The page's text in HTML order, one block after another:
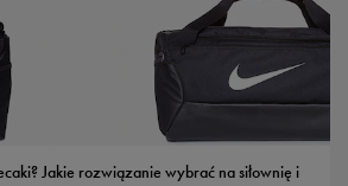
Jakie rozwiązanie wybrać na siłownię i